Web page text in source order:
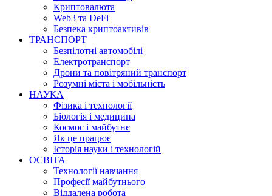
Криптовалюта
Web3 та DeFi
Безпека криптоактивів
ТРАНСПОРТ
Безпілотні автомобілі
Електротранспорт
Дрони та повітряний транспорт
Розумні міста і мобільність
НАУКА
Фізика і технології
Біологія і медицина
Космос і майбутнє
Як це працює
Історія науки і технологій
ОСВІТА
Технології навчання
Професії майбутнього
Віддалена робота